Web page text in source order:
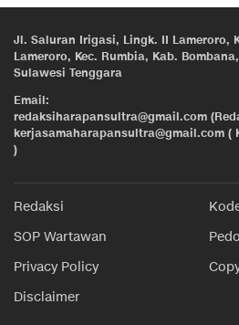
Jl. Saluran Irigasi, Lingk. II Lameroro,
Lameroro, Kec. Rumbia, Kab.
Sulawesi Tenggara
Email:
redaksiharapansultra@gmail.com
kerjasamaharapansultra@gmail.com (
)
Redaksi
SOP Wartawan
Privacy Policy
Disclaimer